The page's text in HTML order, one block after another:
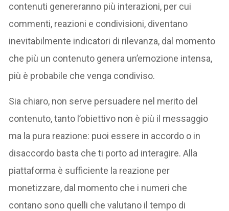
contenuti genereranno più interazioni, per cui
commenti, reazioni e condivisioni, diventano
inevitabilmente indicatori di rilevanza, dal momento
che più un contenuto genera un’emozione intensa,
più è probabile che venga condiviso.
Sia chiaro, non serve persuadere nel merito del
contenuto, tanto l’obiettivo non è più il messaggio
ma la pura reazione: puoi essere in accordo o in
disaccordo basta che ti porto ad interagire. Alla
piattaforma è sufficiente la reazione per
monetizzare, dal momento che i numeri che
contano sono quelli che valutano il tempo di